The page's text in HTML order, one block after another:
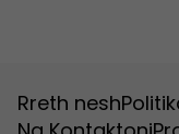
Rreth nesh